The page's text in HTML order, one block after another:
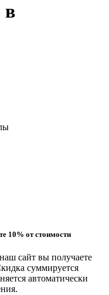
науки
работа
и
в
10% от стоимости
сайт вы получаете
суммируется
автоматически